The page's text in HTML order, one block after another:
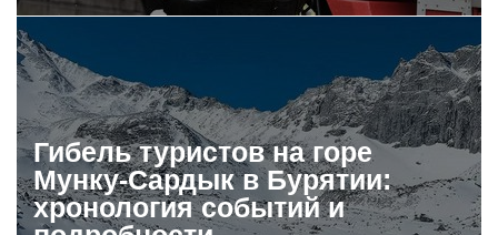
Гибель туристов на горе
Мунку-Сардык в Бурятии:
хронология событий и